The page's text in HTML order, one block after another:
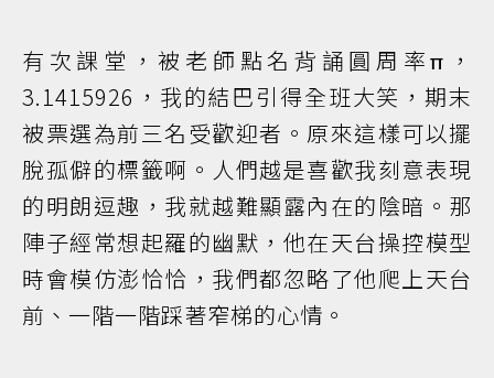
有次課堂，被老師點名背誦圓周率π，
3.1415926，我的結巴引得全班大笑，期末
被票選為前三名受歡迎者。原來這樣可以擺
脫孤僻的標籤啊。人們越是喜歡我刻意表現
的明朗逗趣，我就越難顯露內在的陰暗。那
陣子經常想起羅的幽默，他在天台操控模型
時會模仿澎恰恰，我們都忽略了他爬上天台
前、一階一階踩著窄梯的心情。